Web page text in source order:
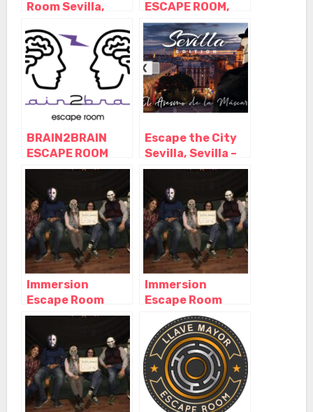
Room Sevilla,
Andalucía
ESCAPE ROOM,
Sevilla –
Andalucía
BRAIN2BRAIN
ESCAPE ROOM
SEVILLA, Sevilla –
Escape the City
Sevilla, Sevilla –
Andalucía
Immersion
Escape Room
Sevilla, Sevilla –
Immersion
Escape Room
Sevilla, Sevilla –
Andalucía